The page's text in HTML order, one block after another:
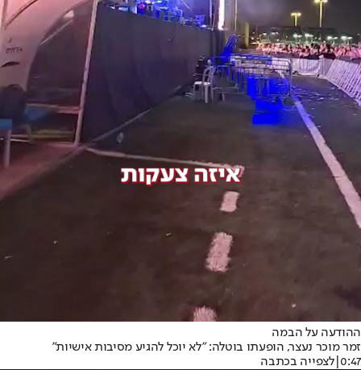
ההודעה על הבמה
זמר מוכר נעצר, הופעתו בוטלה: "לא יוכל להגיע מסיבות אישיות"
0:47
|לצפייה בכתבה